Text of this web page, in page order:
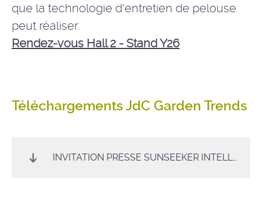
que la technologie d'entretien de pelouse
peut réaliser.
Rendez-vous Hall 2 - Stand Y26
Téléchargements JdC Garden Trends
INVITATION PRESSE SUNSEEKER INTELLIGENT TECHNOLOGY